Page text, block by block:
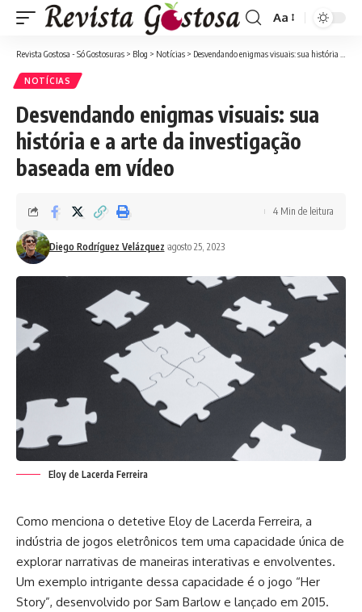
Font
Resizer
Aa
Revista Gostosa - Só Gostosuras > Blog > Notícias > Desvendando enigmas visuais: sua história e a arte da investigação baseada em vídeo
NOTÍCIAS
Desvendando enigmas visuais: sua
história e a arte da investigação
baseada em vídeo
Diego Rodríguez Velázquez agosto 25, 2023
4 Min de leitura
Eloy de Lacerda Ferreira
Como menciona o detetive Eloy de Lacerda Ferreira, a
indústria de jogos eletrônicos tem uma capacidade única de
explorar narrativas de maneiras interativas e envolventes.
Um exemplo intrigante dessa capacidade é o jogo “Her
Story”, desenvolvido por Sam Barlow e lançado em 2015.